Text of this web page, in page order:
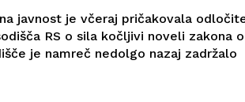
javnost je včeraj pričakovala
RS o sila kočljivi noveli zakona o
je namreč nedolgo nazaj zadržalo